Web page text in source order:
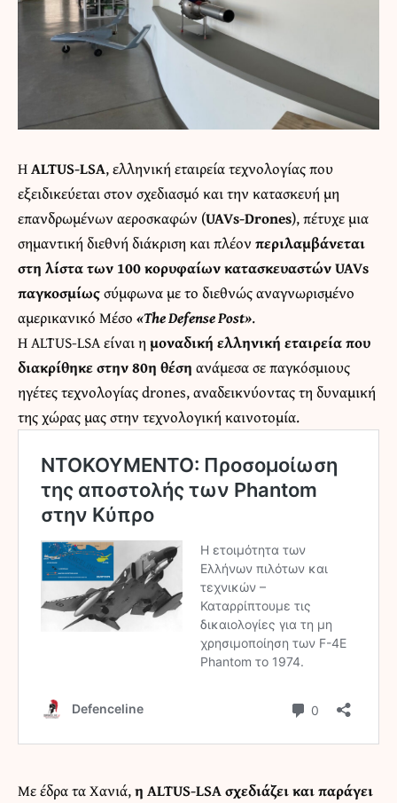
ΗALTUS-LSA, ελληνική εταιρεία τεχνολογίας που
εξειδικεύεται στον σχεδιασμό και την κατασκευή μη
επανδρωμένων αεροσκαφών (UAVs-Drones), πέτυχε μια
σημαντική διεθνή διάκριση και πλέον περιλαμβάνεται
στη λίστα των 100 κορυφαίων κατασκευαστών UAVs
παγκοσμίωςσύμφωνα με το διεθνώς αναγνωρισμένο
αμερικανικό Μέσο «The Defense Post».
Η ALTUS-LSA είναι η μοναδική ελληνική εταιρεία που
διακρίθηκε στην 80η θέση ανάμεσα σε παγκόσμιους
ηγέτες τεχνολογίας drones, αναδεικνύοντας τη δυναμική
της χώρας μας στην τεχνολογική καινοτομία.
Με έδρα τα Χανιά,η ALTUS-LSA σχεδιάζει και παράγει